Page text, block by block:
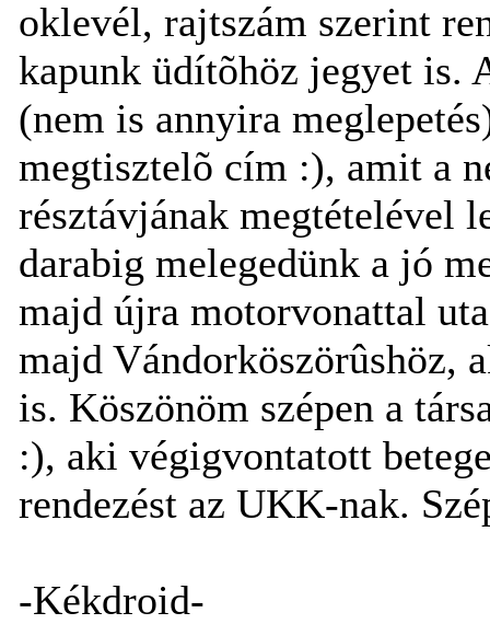
oklevél, rajtszám szerint
kapunk üdítõhöz jegyet is.
(nem is annyira
megtisztelõ cím :), amit a
résztávjának megtételével
darabig melegedünk a jó
majd újra motorvonattal
majd Vándorköszörûshöz,
is. Köszönöm szépen a
:), aki végigvontatott
rendezést az UKK-nak.
-Kékdroid-